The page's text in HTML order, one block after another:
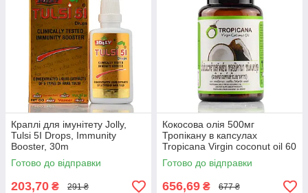
Краплі для імунітету Jolly,
Tulsi 5I Drops, Immunity
Booster, 30m
Готово до відправки
203,70 ₴ 291 ₴
Кокосова олія 500мг
Тропікану в капсулах
Tropicana Virgin coconut oil 60
капсул
Готово до відправки
656,69 ₴ 677 ₴